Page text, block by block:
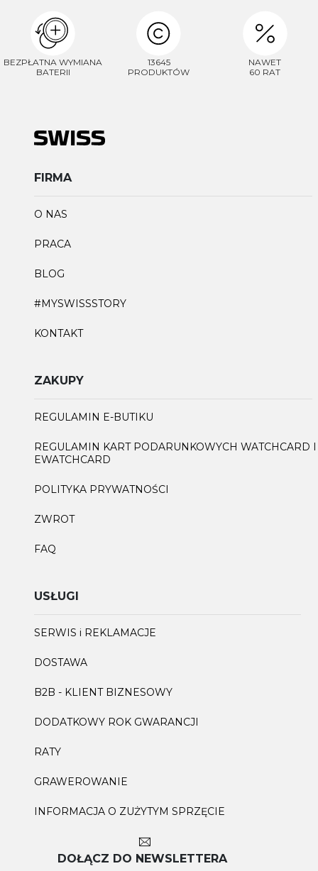
BEZPŁATNA WYMIANA
BATERII
13645
PRODUKTÓW
NAWET
60 RAT
FIRMA
O NAS
PRACA
BLOG
#MYSWISSSTORY
KONTAKT
ZAKUPY
REGULAMIN E-BUTIKU
REGULAMIN KART PODARUNKOWYCH WATCHCARD I
EWATCHCARD
POLITYKA PRYWATNOŚCI
ZWROT
FAQ
USŁUGI
SERWIS i REKLAMACJE
DOSTAWA
B2B - KLIENT BIZNESOWY
DODATKOWY ROK GWARANCJI
RATY
GRAWEROWANIE
INFORMACJA O ZUŻYTYM SPRZĘCIE
DOŁĄCZ DO NEWSLETTERA